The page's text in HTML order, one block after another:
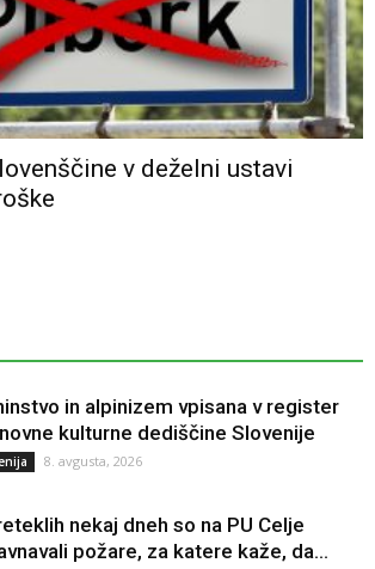
v deželni ustavi
in alpinizem vpisana v register
kulturne dediščine Slovenije
8. avgusta, 2026
nekaj dneh so na PU Celje
požare, za katere kaže, da...